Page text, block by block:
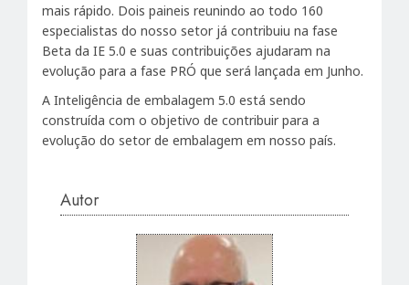
mais rápido. Dois paineis reunindo ao todo 160
especialistas do nosso setor já contribuiu na fase
Beta da IE 5.0 e suas contribuições ajudaram na
evolução para a fase PRÓ que será lançada em Junho.
A Inteligência de embalagem 5.0 está sendo
construída com o objetivo de contribuir para a
evolução do setor de embalagem em nosso país.
Autor